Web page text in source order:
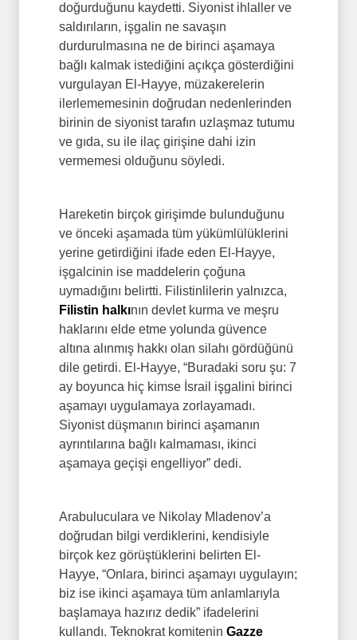
doğurduğunu kaydetti. Siyonist ihlaller ve
saldırıların, işgalin ne savaşın
durdurulmasına ne de birinci aşamaya
bağlı kalmak istediğini açıkça gösterdiğini
vurgulayan El-Hayye, müzakerelerin
ilerlememesinin doğrudan nedenlerinden
birinin de siyonist tarafın uzlaşmaz tutumu
ve gıda, su ile ilaç girişine dahi izin
vermemesi olduğunu söyledi.
Hareketin birçok girişimde bulunduğunu
ve önceki aşamada tüm yükümlülüklerini
yerine getirdiğini ifade eden El-Hayye,
işgalcinin ise maddelerin çoğuna
uymadığını belirtti. Filistinlilerin yalnızca,
Filistin halkının devlet kurma ve meşru
haklarını elde etme yolunda güvence
altına alınmış hakkı olan silahı gördüğünü
dile getirdi. El-Hayye, “Buradaki soru şu: 7
ay boyunca hiç kimse İsrail işgalini birinci
aşamayı uygulamaya zorlayamadı.
Siyonist düşmanın birinci aşamanın
ayrıntılarına bağlı kalmaması, ikinci
aşamaya geçişi engelliyor” dedi.
Arabuluculara ve Nikolay Mladenov’a
doğrudan bilgi verdiklerini, kendisiyle
birçok kez görüştüklerini belirten El-
Hayye, “Onlara, birinci aşamayı uygulayın;
biz ise ikinci aşamaya tüm anlamlarıyla
başlamaya hazırız dedik” ifadelerini
kullandı. Teknokrat komitenin Gazze